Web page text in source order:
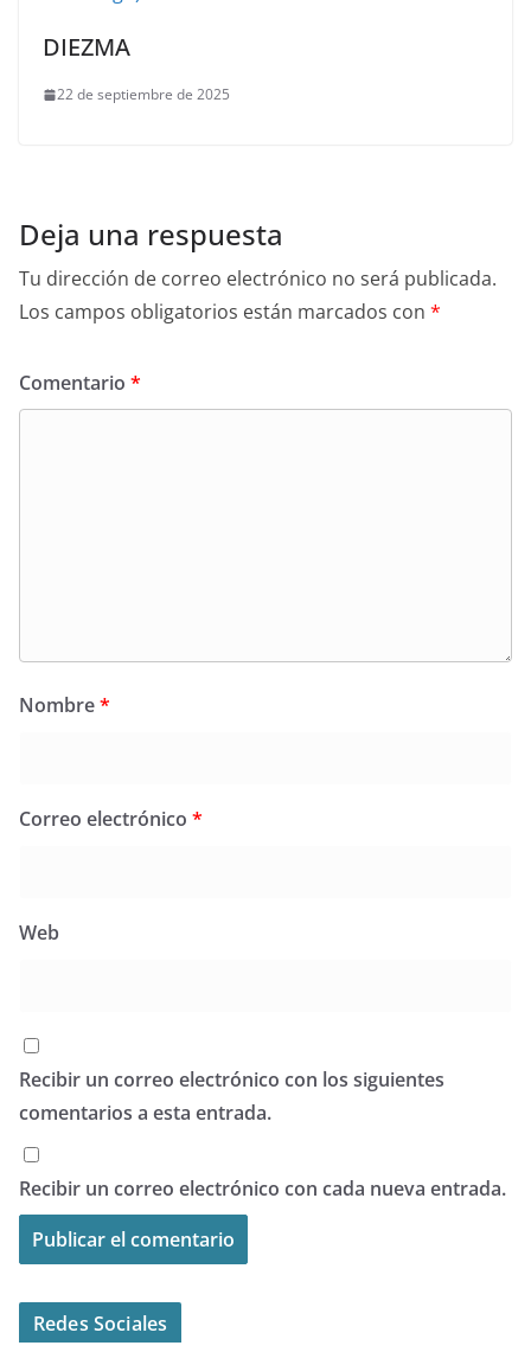
DIEZMA
22 de septiembre de 2025
Deja una respuesta
Tu dirección de correo electrónico no será publicada.
Los campos obligatorios están marcados con *
Comentario *
Nombre*
Correo electrónico *
Web
Recibir un correo electrónico con los siguientes
comentarios a esta entrada.
Recibir un correo electrónico con cada nueva entrada.
Redes Sociales